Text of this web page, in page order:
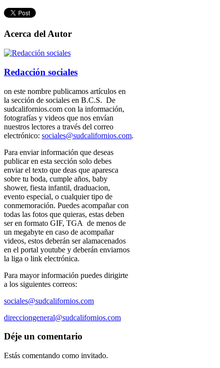
Acerca del Autor
Redacción sociales
on este nombre publicamos artículos en
la sección de sociales en B.C.S. De
sudcalifornios.com con la información,
fotografías y videos que nos envían
nuestros lectores a través del correo
electrónico: sociales@sudcalifornios.com.
Para enviar información que deseas
publicar en esta sección solo debes
enviar el texto que deas que aparesca
sobre tu boda, cumple años, baby
shower, fiesta infantil, draduacion,
evento especial, o cualquier tipo de
conmemoración. Puedes acompañar con
todas las fotos que quieras, estas deben
ser en formato GIF, TGA de menos de
un megabyte en caso de acompañar
videos, estos deberán ser alamacenados
en el portal youtube y deberán enviarnos
la liga o link electrónica.
Para mayor información puedes dirigirte
a los siguientes correos:
sociales@sudcalifornios.com
direcciongeneral@sudcalifornios.com
Déje un comentario
Estás comentando como invitado.